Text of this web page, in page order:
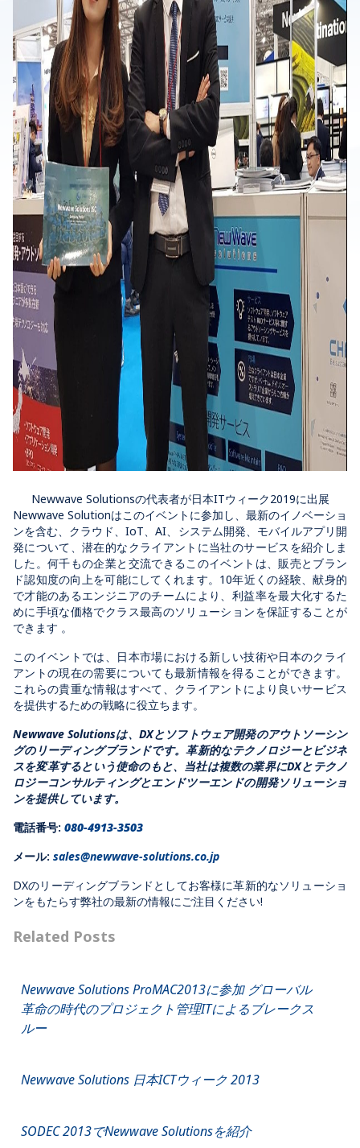
Newwave Solutionsの代表者が日本ITウィーク2019に出展
Newwave Solutionはこのイベントに参加し、最新のイノベーショ
ンを含む、クラウド、IoT、AI、システム開発、モバイルアプリ開
発について、潜在的なクライアントに当社のサービスを紹介しま
した。何千もの企業と交流できるこのイベントは、販売とブラン
ド認知度の向上を可能にしてくれます。10年近くの経験、献身的
で才能のあるエンジニアのチームにより、利益率を最大化するた
めに手頃な価格でクラス最高のソリューションを保証することが
できます 。
このイベントでは、日本市場における新しい技術や日本のクライ
アントの現在の需要についても最新情報を得ることができます。
これらの貴重な情報はすべて、クライアントにより良いサービス
を提供するための戦略に役立ちます。
Newwave Solutionsは、DXとソフトウェア開発のアウトソーシン
グのリーディングブランドです。革新的なテクノロジーとビジネ
スを変革するという使命のもと、当社は複数の業界にDXとテクノ
ロジーコンサルティングとエンドツーエンドの開発ソリューショ
ンを提供しています。
電話番号: 080-4913-3503
メール: sales@newwave-solutions.co.jp
DXのリーディングブランドとしてお客様に革新的なソリューショ
ンをもたらす弊社の最新の情報にご注目ください!
Related Posts
Newwave Solutions ProMAC2013に参加 グローバル
革命の時代のプロジェクト管理ITによるブレークス
ルー
Newwave Solutions 日本ICTウィーク 2013
SODEC 2013でNewwave Solutionsを紹介